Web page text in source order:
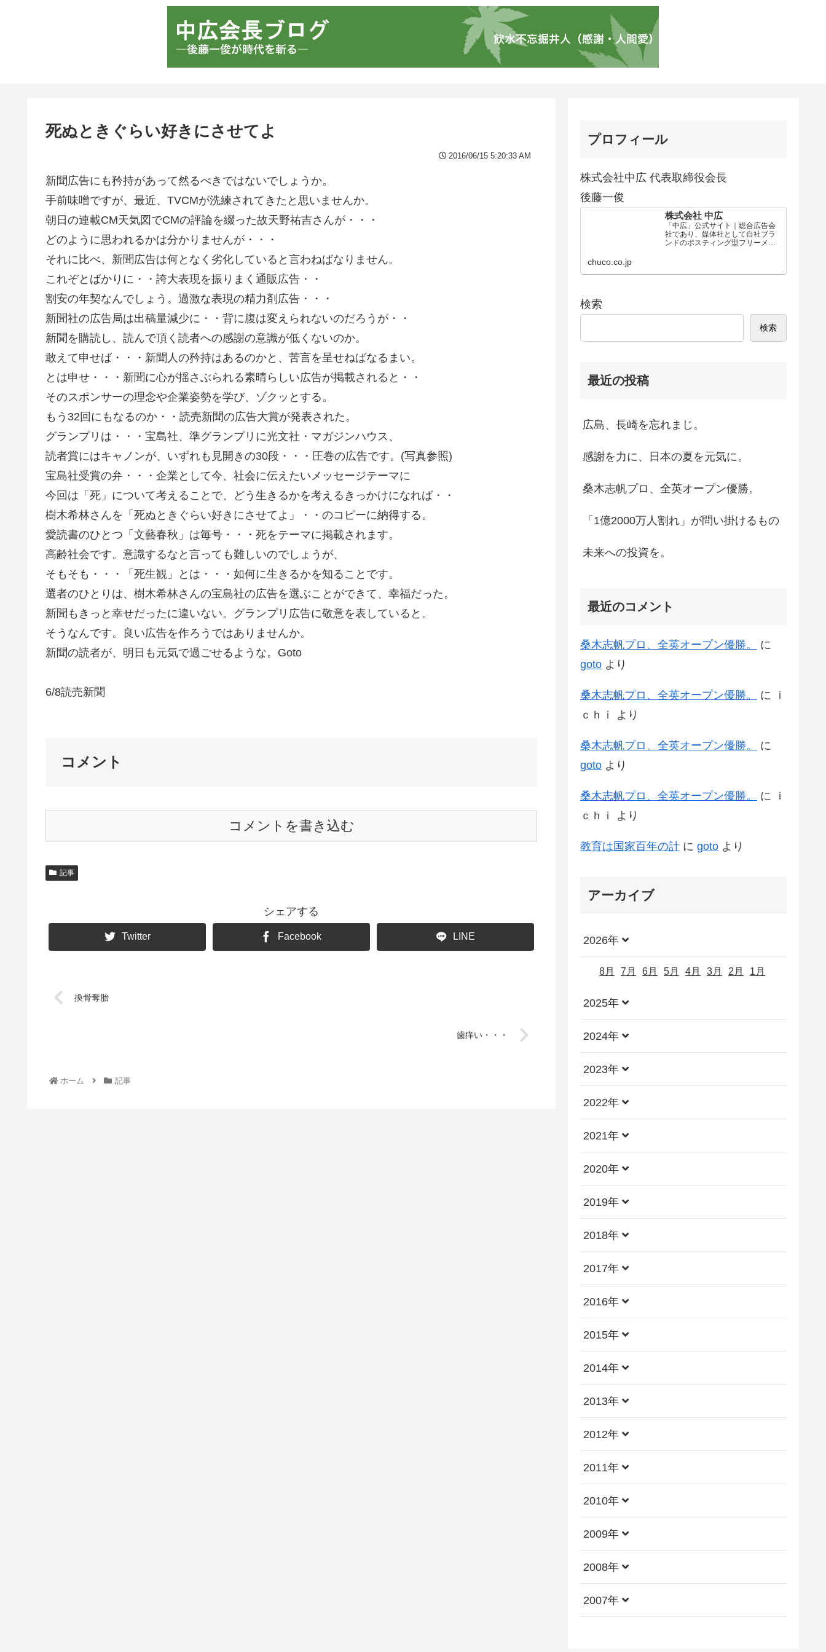
死ぬときぐらい好きにさせてよ
2016/06/15 5:20:33 AM
新聞広告にも矜持があって然るべきではないでしょうか。
手前味噌ですが、最近、TVCMが洗練されてきたと思いませんか。
朝日の連載CM天気図でCMの評論を綴った故天野祐吉さんが・・・
どのように思われるかは分かりませんが・・・
それに比べ、新聞広告は何となく劣化していると言わねばなりません。
これぞとばかりに・・誇大表現を振りまく通販広告・・
割安の年契なんでしょう。過激な表現の精力剤広告・・・
新聞社の広告局は出稿量減少に・・背に腹は変えられないのだろうが・・
新聞を購読し、読んで頂く読者への感謝の意識が低くないのか。
敢えて申せば・・・新聞人の矜持はあるのかと、苦言を呈せねばなるまい。
とは申せ・・・新聞に心が揺さぶられる素晴らしい広告が掲載されると・・
そのスポンサーの理念や企業姿勢を学び、ゾクッとする。
もう32回にもなるのか・・読売新聞の広告大賞が発表された。
グランプリは・・・宝島社、準グランプリに光文社・マガジンハウス、
読者賞にはキャノンが、いずれも見開きの30段・・・圧巻の広告です。(写真参照)
宝島社受賞の弁・・・企業として今、社会に伝えたいメッセージテーマに
今回は「死」について考えることで、どう生きるかを考えるきっかけになれば・・
樹木希林さんを「死ぬときぐらい好きにさせてよ」・・のコピーに納得する。
愛読書のひとつ「文藝春秋」は毎号・・・死をテーマに掲載されます。
高齢社会です。意識するなと言っても難しいのでしょうが、
そもそも・・・「死生観」とは・・・如何に生きるかを知ることです。
選者のひとりは、樹木希林さんの宝島社の広告を選ぶことができて、幸福だった。
新聞もきっと幸せだったに違いない。グランプリ広告に敬意を表していると。
そうなんです。良い広告を作ろうではありませんか。
新聞の読者が、明日も元気で過ごせるような。Goto
6/8読売新聞
コメント
コメントを書き込む
記事
シェアする
Twitter Facebook LINE
換骨奪胎
歯痒い・・・
ホーム 記事
プロフィール
株式会社中広 代表取締役会長
後藤一俊
株式会社 中広
「中広」公式サイト｜総合広告会
社であり、媒体社として自社ブラ
ンドのポスティング型フリーメデ
chuco.co.jp
検索
検索
最近の投稿
広島、長崎を忘れまじ。
感謝を力に、日本の夏を元気に。
桑木志帆プロ、全英オープン優勝。
「1億2000万人割れ」が問い掛けるもの
未来への投資を。
最近のコメント
桑木志帆プロ、全英オープン優勝。
に
goto より
桑木志帆プロ、全英オープン優勝。 に
ｉ
ｃｈｉ
より
桑木志帆プロ、全英オープン優勝。
に
goto より
桑木志帆プロ、全英オープン優勝。 に
ｉ
ｃｈｉ
より
教育は国家百年の計 に goto より
アーカイブ
2026年
8月 7月 6月 5月 4月 3月 2月 1月
2025年
2024年
2023年
2022年
2021年
2020年
2019年
2018年
2017年
2016年
2015年
2014年
2013年
2012年
2011年
2010年
2009年
2008年
2007年